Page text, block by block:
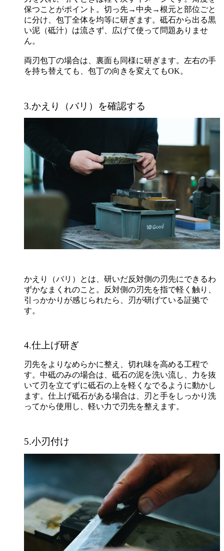
保つことがポイント。切っ先→中央→根元と部位ごと
に分け、包丁全体を均等に研ぎます。砥石から出る黒
い泥（砥汁）は流さず、広げて使って問題ありませ
ん。
両刃包丁の場合は、裏面も同様に研ぎます。左右の手
を持ち替えても、包丁の向きを変えてもOK。
3.かえり（バリ）を確認する
かえり（バリ）とは、研いだ反対側の刃先にできるわ
ずかなまくれのこと。反対側の刃先を指で軽く触り、
引っかかりが感じられたら、刃が研げている証拠で
す。
4.仕上げ研ぎ
刃先をよりなめらかに整え、切れ味を高める工程で
す。中砥のみの場合は、砥石の泥を洗い流し、力を抜
いて刃を立てずに砥石の上を軽くなでるように動かし
ます。仕上げ砥石がある場合は、刃と手をしっかり洗
ってから使用し、軽い力で刃先を整えます。
5.小刃付け